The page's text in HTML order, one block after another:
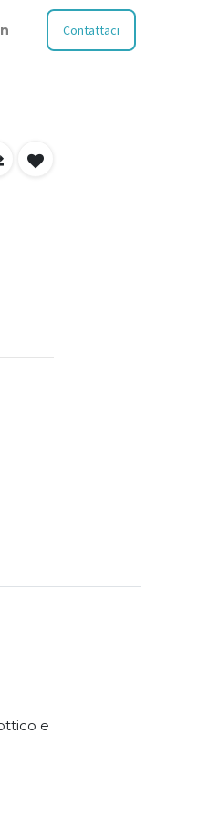
Contattaci
e